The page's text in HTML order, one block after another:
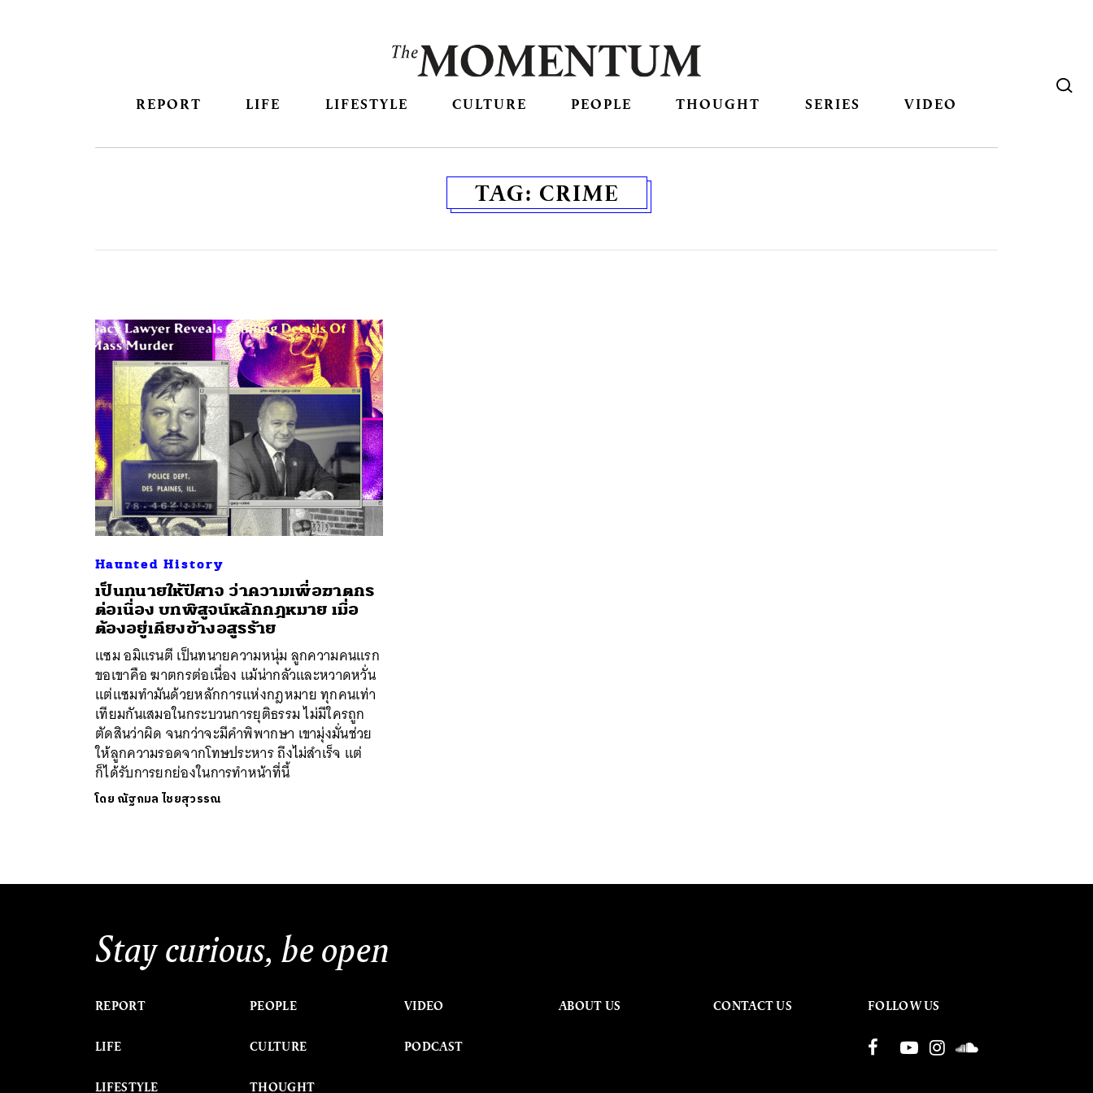
REPORT LIFE LIFESTYLE CULTURE PEOPLE THOUGHT SERIES VIDEO
TAG: CRIME
Haunted History
เป็นทนายให้ปีศาจ ว่าความเพื่อฆาตกร
ต่อเนื่อง บทพิสูจน์หลักกฎหมาย เมื่อ
ต้องอยู่เคียงข้างอสูรร้าย
แซม อมิแรนตี เป็นทนายความหนุ่ม ลูกความคนแรก
ขอเขาคือ ฆาตกรต่อเนื่อง แม้น่ากลัวและหวาดหวั่น
แต่แซมทำมันด้วยหลักการแห่งกฎหมาย ทุกคนเท่า
เทียมกันเสมอในกระบวนการยุติธรรม ไม่มีใครถูก
ตัดสินว่าผิด จนกว่าจะมีคำพิพากษา เขามุ่งมั่นช่วย
ให้ลูกความรอดจากโทษประหาร ถึงไม่สำเร็จ แต่
ก็ได้รับการยกย่องในการทำหน้าที่นี้
โดย ณัฐกมล ไชยสุวรรณ
Stay curious, be open
REPORT
LIFE
LIFESTYLE
PEOPLE
CULTURE
THOUGHT
VIDEO
PODCAST
ABOUT US CONTACT US FOLLOW US